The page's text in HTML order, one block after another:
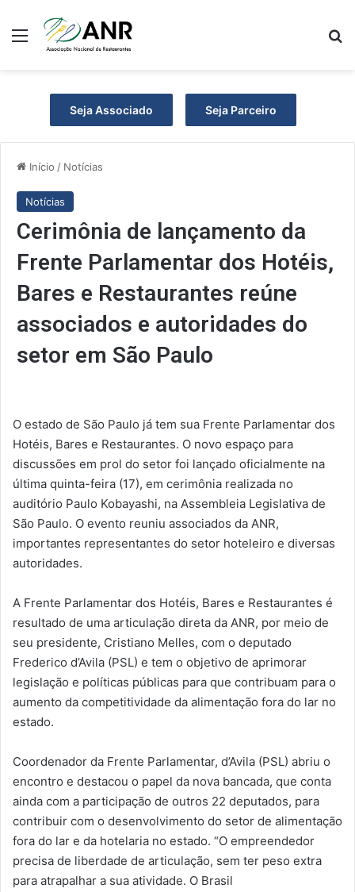
Menu
Seja Associado Seja Parceiro
Início / Notícias
Notícias
Cerimônia de lançamento da
Frente Parlamentar dos Hotéis,
Bares e Restaurantes reúne
associados e autoridades do
setor em São Paulo
O estado de São Paulo já tem sua Frente Parlamentar dos
Hotéis, Bares e Restaurantes. O novo espaço para
discussões em prol do setor foi lançado oficialmente na
última quinta-feira (17), em cerimônia realizada no
auditório Paulo Kobayashi, na Assembleia Legislativa de
São Paulo. O evento reuniu associados da ANR,
importantes representantes do setor hoteleiro e diversas
autoridades.
A Frente Parlamentar dos Hotéis, Bares e Restaurantes é
resultado de uma articulação direta da ANR, por meio de
seu presidente, Cristiano Melles, com o deputado
Frederico d’Avila (PSL) e tem o objetivo de aprimorar
legislação e políticas públicas para que contribuam para o
aumento da competitividade da alimentação fora do lar no
estado.
Coordenador da Frente Parlamentar, d’Avila (PSL) abriu o
encontro e destacou o papel da nova bancada, que conta
ainda com a participação de outros 22 deputados, para
contribuir com o desenvolvimento do setor de alimentação
fora do lar e da hotelaria no estado. “O empreendedor
precisa de liberdade de articulação, sem ter peso extra
para atrapalhar a sua atividade. O Brasil